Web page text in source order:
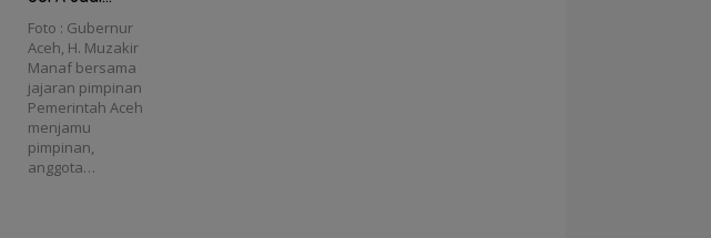
Penting untuk
Masa Depan
Aceh
Foto : Gubernur
Aceh, H. Muzakir
Manaf bersama
jajaran pimpinan
Pemerintah Aceh
menjamu
pimpinan,
anggota…